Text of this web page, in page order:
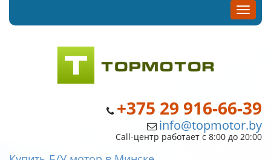
+375 29 916-66-39
info@topmotor.by
Call-центр работает с 8:00 до 20:00